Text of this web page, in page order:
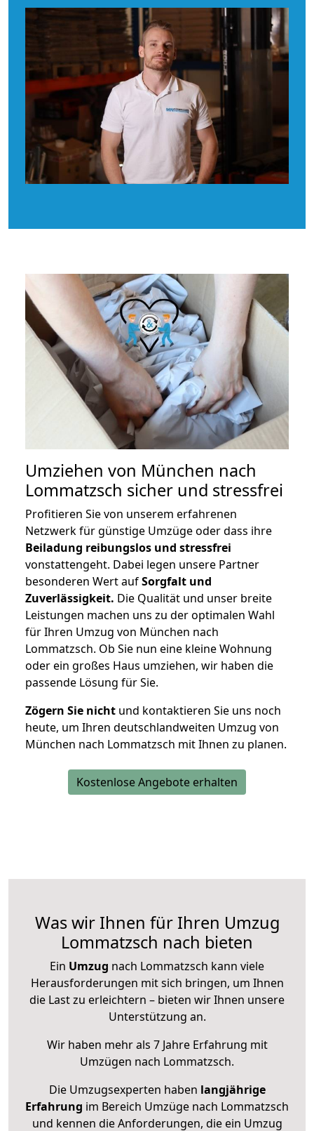
Umziehen von München nach
Lommatzsch sicher und stressfrei
Profitieren Sie von unserem erfahrenen
Netzwerk für günstige Umzüge oder dass ihre
Beiladung reibungslos und stressfrei
vonstattengeht. Dabei legen unsere Partner
besonderen Wert aufSorgfalt und
Zuverlässigkeit. Die Qualität und unser breite
Leistungen machen uns zu der optimalen Wahl
für Ihren Umzug von München nach
Lommatzsch. Ob Sie nun eine kleine Wohnung
oder ein großes Haus umziehen, wir haben die
passende Lösung für Sie.
Zögern Sie nicht und kontaktieren Sie uns noch
heute, um Ihren deutschlandweiten Umzug von
München nach Lommatzsch mit Ihnen zu planen.
Kostenlose Angebote erhalten
Was wir Ihnen für Ihren Umzug
Lommatzsch nach bieten
Ein Umzug nach Lommatzsch kann viele
Herausforderungen mit sich bringen, um Ihnen
die Last zu erleichtern – bieten wir Ihnen unsere
Unterstützung an.
Wir haben mehr als 7 Jahre Erfahrung mit
Umzügen nach Lommatzsch.
Die Umzugsexperten haben langjährige
Erfahrung im Bereich Umzüge nach Lommatzsch
und kennen die Anforderungen, die ein Umzug